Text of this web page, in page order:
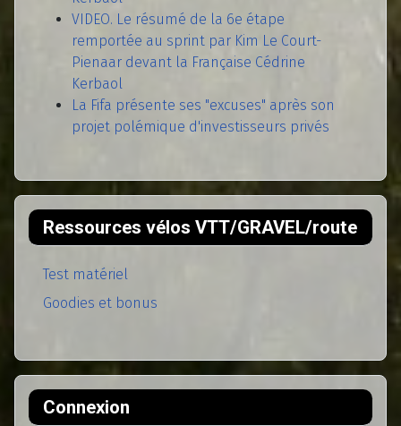
VIDEO. Le résumé de la 6e étape
remportée au sprint par Kim Le Court-
Pienaar devant la Française Cédrine
Kerbaol
La Fifa présente ses "excuses" après son
projet polémique d'investisseurs privés
Ressources vélos VTT/GRAVEL/route
Test matériel
Goodies et bonus
Connexion